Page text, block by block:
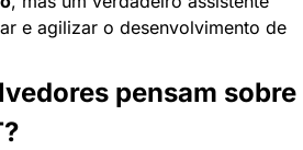
e agilizar o desenvolvimento de
pensam sobre